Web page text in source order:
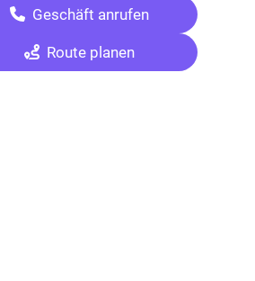
Geschäft anrufen
Route planen